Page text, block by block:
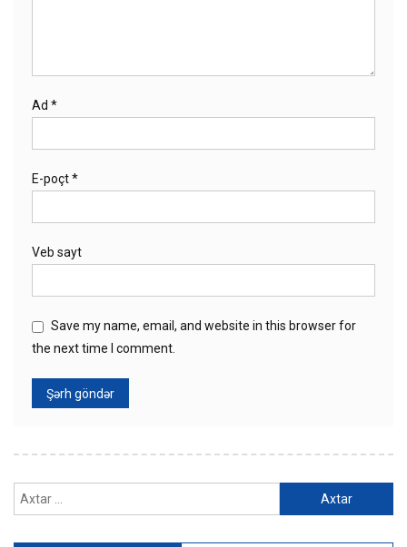
Ad *
E-poçt*
Veb sayt
Save my name, email, and website in this browser for
the next time I comment.